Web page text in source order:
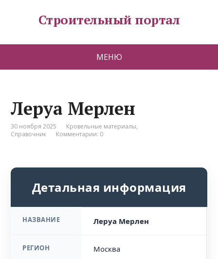
Строительный портал
МЕНЮ
Леруа Мерлен
30 ноября 2025 Кровельные материалы,
Справочник
Комментарии: 0
Детальная информация
НАЗВАНИЕ Леруа Мерлен
РЕГИОН Москва